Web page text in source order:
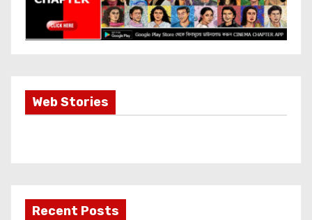
Web StoriesMost Important
Info about
Recent Posts